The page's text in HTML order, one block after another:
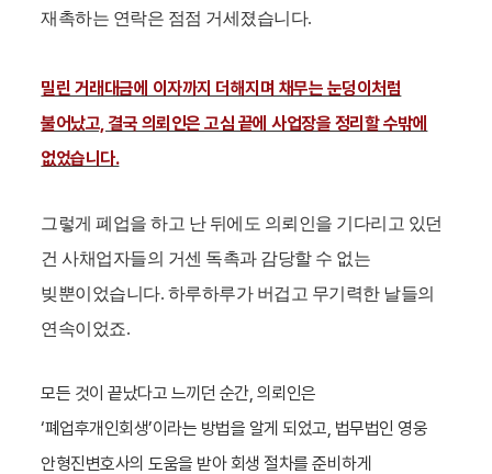
재촉하는 연락은 점점 거세졌습니다.
밀린 거래대금에 이자까지 더해지며 채무는 눈덩이처럼
불어났고, 결국 의뢰인은 고심 끝에 사업장을 정리할 수밖에
없었습니다.
그렇게 폐업을 하고 난 뒤에도 의뢰인을 기다리고 있던
건 사채업자들의 거센 독촉과 감당할 수 없는
빚뿐이었습니다. 하루하루가 버겁고 무기력한 날들의
연속이었죠.
모든 것이 끝났다고 느끼던 순간, 의뢰인은
‘폐업후개인회생’이라는 방법을 알게 되었고, 법무법인 영웅
안형진변호사의 도움을 받아 회생 절차를 준비하게